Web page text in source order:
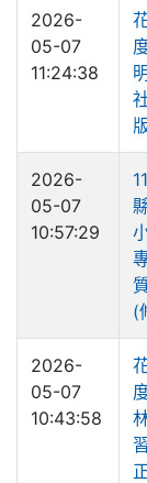
2026-
05-07
11:24:38
2026-
05-07
10:57:29
(
2026-
05-07
10:43:58